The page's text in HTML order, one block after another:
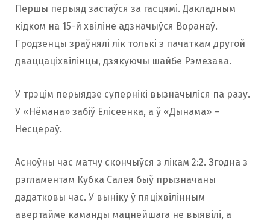
Першы перыяд застаўся за гасцямі. Дакладным
кідком на 15-й хвіліне адзначыўся Воранаў.
Гродзенцы зраўнялі лік толькi з пачаткам другой
дваццаціхвілінцы, дзякуючы шайбе Рэмезава.
У трэцім перыядзе супернікі вызначыліся па разу.
У «Нёмана» забіў Елісеенка, а ў «Дынама» –
Несцераў.
Асноўны час матчу скончыўся з лікам 2:2. Згодна з
рэгламентам Кубка Салея быў прызначаны
дадатковы час. У выніку ў пяціхвілінным
авертайме каманды мацнейшага не выявілі, а